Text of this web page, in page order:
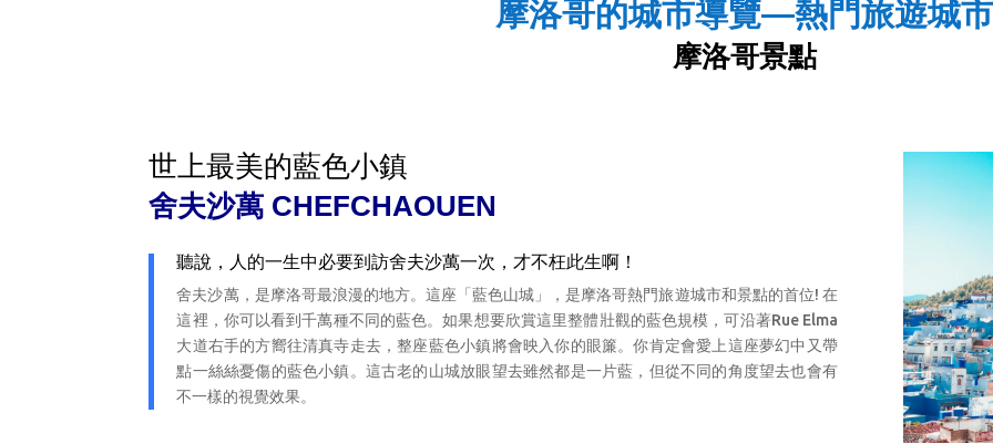
摩洛哥的城市導覽—熱門旅遊城市
摩洛哥景點
世上最美的藍色小鎮
舍夫沙萬 CHEFCHAOUEN
聽說，人的一生中必要到訪舍夫沙萬一次，才不枉此生啊！
舍夫沙萬，是摩洛哥最浪漫的地方。這座「藍色山城」，是摩洛哥熱門旅遊城市和景點的首位! 在
這裡，你可以看到千萬種不同的藍色。如果想要欣賞這里整體壯觀的藍色規模，可沿著Rue Elma
大道右手的方嚮往清真寺走去，整座藍色小鎮將會映入你的眼簾。你肯定會愛上這座夢幻中又帶
點一絲絲憂傷的藍色小鎮。這古老的山城放眼望去雖然都是一片藍，但從不同的角度望去也會有
不一樣的視覺效果。